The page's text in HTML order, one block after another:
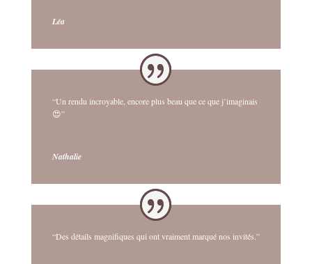
Léa
“Un rendu incroyable, encore plus beau que ce que j’imaginais
😍”
Nathalie
“Des détails magnifiques qui ont vraiment marqué nos invités.”